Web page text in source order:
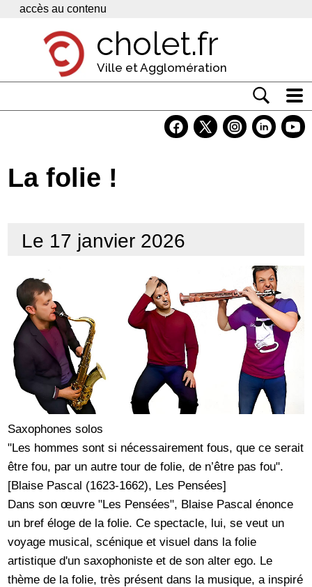
Panneau de gestion des cookies
accès au contenu
cholet.fr
Ville et Agglomération
Economie
Contacts
La folie !
Le 17 janvier 2026
Saxophones solos
"Les hommes sont si nécessairement fous, que ce serait
être fou, par un autre tour de folie, de n’être pas fou".
[Blaise Pascal (1623-1662), Les Pensées]
Dans son œuvre "Les Pensées", Blaise Pascal énonce
un bref éloge de la folie. Ce spectacle, lui, se veut un
voyage musical, scénique et visuel dans la folie
artistique d'un saxophoniste et de son alter ego. Le
thème de la folie, très présent dans la musique, a inspiré